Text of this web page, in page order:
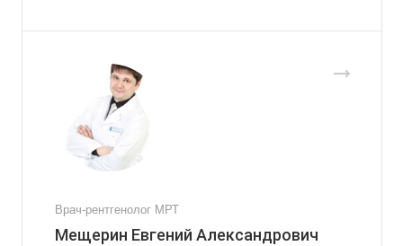
Врач-рентгенолог МРТ
Мещерин Евгений Александрович